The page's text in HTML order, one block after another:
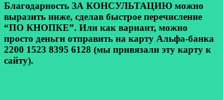
Благодарность ЗА КОНСУЛЬТАЦИЮ можно
выразить ниже, сделав быстрое перечисление
“ПО КНОПКЕ”. Или как вариант, можно
просто деньги отправить на карту Альфа-банка
2200 1523 8395 6128 (мы привязали эту карту к
сайту).